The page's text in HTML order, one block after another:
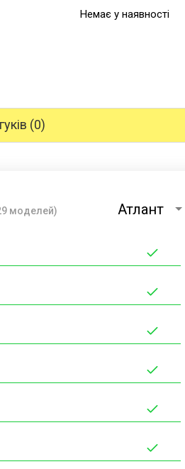
Немає у наявності
(0)
моделей) Атлант